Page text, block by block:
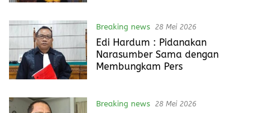
Breaking news 28 Mei 2026
Edi Hardum : Pidanakan
Narasumber Sama dengan
Membungkam Pers
Breaking news 28 Mei 2026